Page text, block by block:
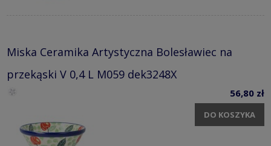
Miska Ceramika Artystyczna Bolesławiec na
przekąski V 0,4 L M059 dek3248X
56,80 zł
DO KOSZYKA